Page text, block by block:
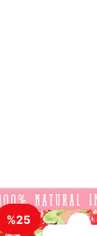
%25